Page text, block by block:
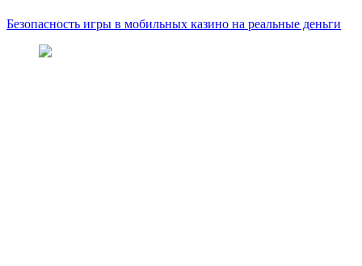
Безопасность игры в мобильных казино на реальные деньги